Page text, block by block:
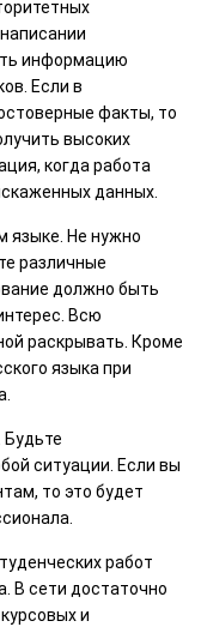
информацию
Если в
факты, то
высоких
когда работа
данных.
языке. Не нужно
различные
должно быть
Всю
раскрывать. Кроме
языка при
ситуации. Если вы
то это будет
работ
В сети достаточно
и